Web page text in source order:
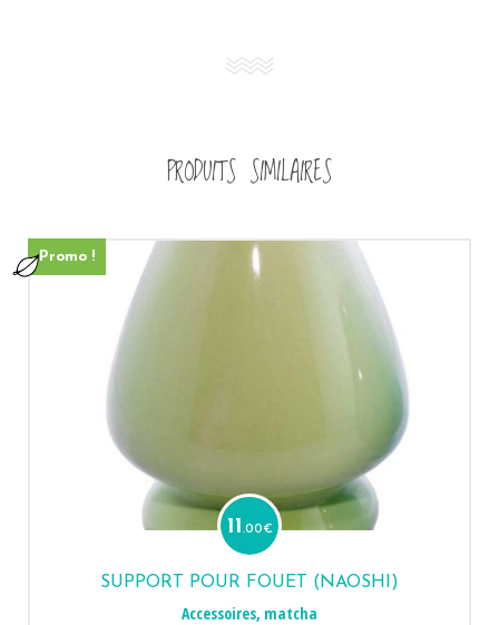
PRODUITS SIMILAIRES
Promo !
11.00€
SUPPORT POUR FOUET (NAOSHI)
Accessoires, matcha